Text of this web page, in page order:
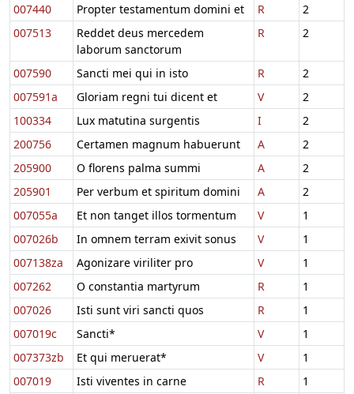
007440
Propter testamentum domini et R
2
007513
Reddet deus mercedem
laborum sanctorum
R 2
007590 Sancti mei qui in isto R
2
007591a
Gloriam regni tui dicent et V
2
100334
Lux matutina surgentis I
2
200756
Certamen magnum habuerunt A
2
205900
O florens palma summi A
2
205901
Per verbum et spiritum domini A
2
007055a
Et non tanget illos tormentum V
1
007026b
In omnem terram exivit sonus V
1
007138za
Agonizare viriliter pro V
1
007262
O constantia martyrum R
1
007026
Isti sunt viri sancti quos R
1
007019c
Sancti* V
1
007373zb
Et qui meruerat* V
1
007019
Isti viventes in carne R
1